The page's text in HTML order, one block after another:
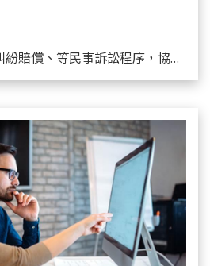
了解服務 處理車禍賠償、醫療糾紛賠償、等民事訴訟程序，協助客戶進行和解、談判、仲裁及調解等相關法律問題。